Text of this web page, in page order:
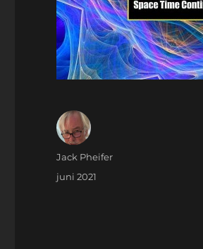
Auteur
Jack Pheifer
Geplaatst
juni 2021